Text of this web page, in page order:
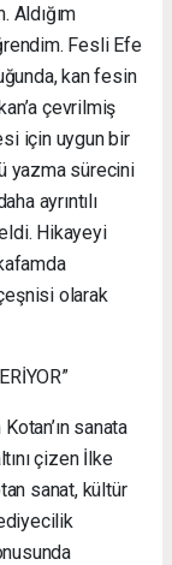
Aldığım
Fesli Efe
kan fesin
çevrilmiş
için uygun bir
yazma sürecini
ayrıntılı
Hikayeyi
olarak
sanata
çizen İlke
sanat, kültür